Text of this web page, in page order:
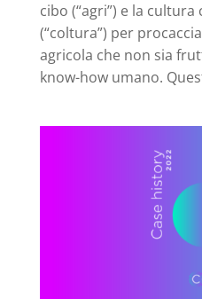
cibo (“agri”) e la cultura
(“coltura”) per
agricola che non sia
know-how umano.